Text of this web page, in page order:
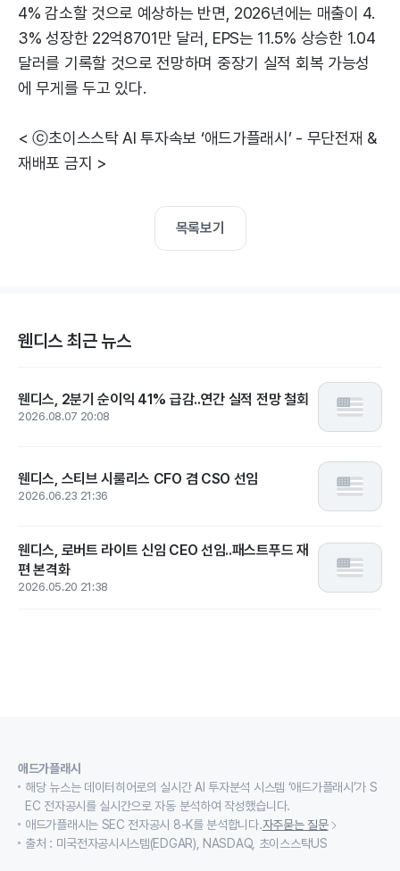
4% 감소할 것으로 예상하는 반면, 2026년에는 매출이 4.
3% 성장한 22억8701만 달러, EPS는 11.5% 상승한 1.04
달러를 기록할 것으로 전망하며 중장기 실적 회복 가능성
에 무게를 두고 있다.
< ⓒ초이스스탁 AI 투자속보 ‘애드가플래시’ - 무단전재 &
재배포 금지 >
목록보기
웬디스 최근 뉴스
웬디스, 2분기 순이익 41% 급감..연간 실적 전망 철회
2026.08.07 20:08
웬디스, 스티브 시룰리스 CFO 겸 CSO 선임
2026.06.23 21:36
웬디스, 로버트 라이트 신임 CEO 선임..패스트푸드 재
편 본격화
2026.05.20 21:38
애드가플래시
해당 뉴스는 데이터히어로의 실시간 AI 투자분석 시스템 ‘애드가플래시’가 S
EC 전자공시를 실시간으로 자동 분석하여 작성했습니다.
애드가플래시는 SEC 전자공시 8-K를 분석합니다.자주묻는 질문
출처 : 미국전자공시시스템(EDGAR), NASDAQ, 초이스스탁US